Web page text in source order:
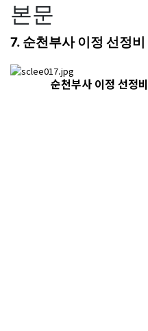
본문
7. 순천부사 이정 선정비
순천부사 이정 선정비